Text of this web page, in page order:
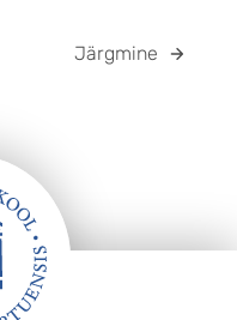
Järgmine